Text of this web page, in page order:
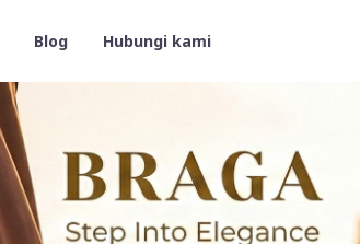
Blog Hubungi kami